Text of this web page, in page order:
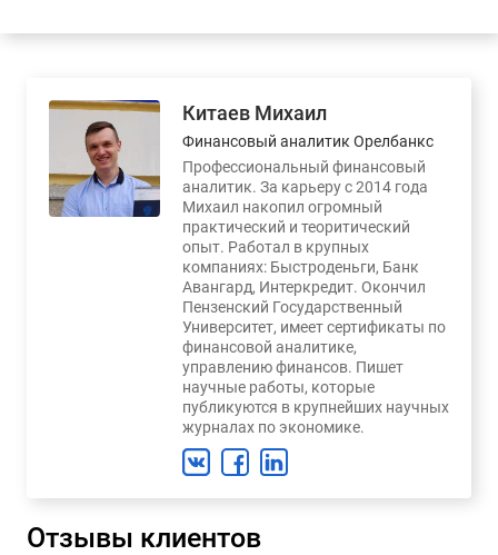
Китаев Михаил
Финансовый аналитик Орелбанкс
Профессиональный финансовый
аналитик. За карьеру с 2014 года
Михаил накопил огромный
практический и теоритический
опыт. Работал в крупных
компаниях: Быстроденьги, Банк
Авангард, Интеркредит. Окончил
Пензенский Государственный
Университет, имеет сертификаты по
финансовой аналитике,
управлению финансов. Пишет
научные работы, которые
публикуются в крупнейших научных
журналах по экономике.
Отзывы клиентов